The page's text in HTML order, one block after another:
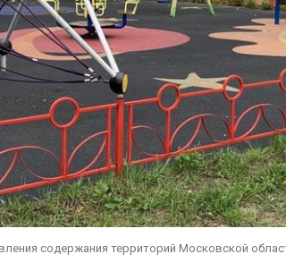
содержания территорий Московской